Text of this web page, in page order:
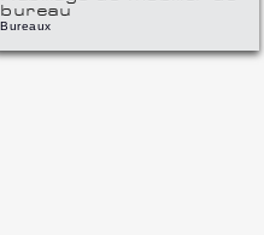
bureau
Bureaux